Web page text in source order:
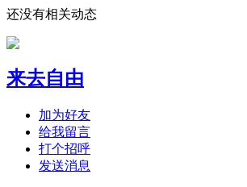
还没有相关动态
来去自由
加为好友
给我留言
打个招呼
发送消息